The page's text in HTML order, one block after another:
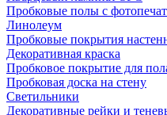
Пробковые полы с
Линолеум
Пробковые покрытия
Декоративная краска
Пробковое покрытие для
Пробковая доска на стену
Светильники
Декоративные рейки и